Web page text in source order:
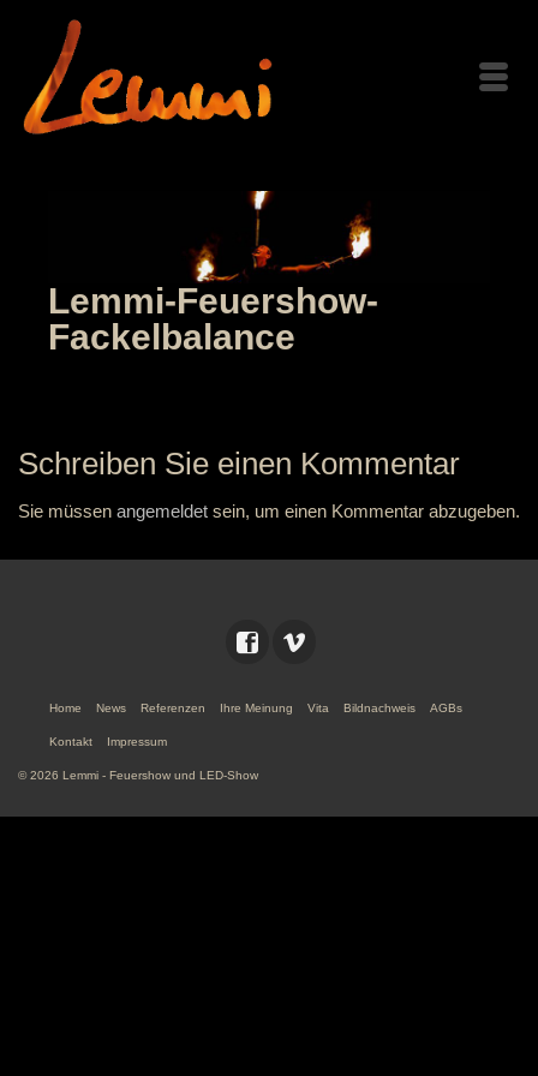
Lemmi-Feuershow-
Fackelbalance
Schreiben Sie einen Kommentar
Sie müssen angemeldet sein, um einen Kommentar abzugeben.
Home News Referenzen Ihre Meinung Vita Bildnachweis AGBs
Kontakt Impressum
© 2026 Lemmi - Feuershow und LED-Show